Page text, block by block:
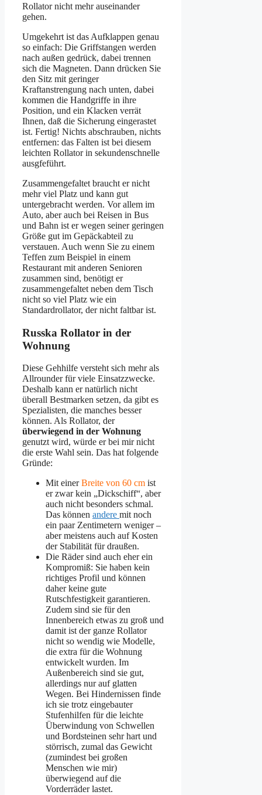
Rollator nicht mehr auseinander
gehen.
Umgekehrt ist das Aufklappen genau
so einfach: Die Griffstangen werden
nach außen gedrück, dabei trennen
sich die Magneten. Dann drücken Sie
den Sitz mit geringer
Kraftanstrengung nach unten, dabei
kommen die Handgriffe in ihre
Position, und ein Klacken verrät
Ihnen, daß die Sicherung eingerastet
ist. Fertig! Nichts abschrauben, nichts
entfernen: das Falten ist bei diesem
leichten Rollator in sekundenschnelle
ausgfeführt.
Zusammengefaltet braucht er nicht
mehr viel Platz und kann gut
untergebracht werden. Vor allem im
Auto, aber auch bei Reisen in Bus
und Bahn ist er wegen seiner geringen
Größe gut im Gepäckabteil zu
verstauen. Auch wenn Sie zu einem
Teffen zum Beispiel in einem
Restaurant mit anderen Senioren
zusammen sind, benötigt er
zusammengefaltet neben dem Tisch
nicht so viel Platz wie ein
Standardrollator, der nicht faltbar ist.
Russka Rollator in der
Wohnung
Diese Gehhilfe versteht sich mehr als
Allrounder für viele Einsatzzwecke.
Deshalb kann er natürlich nicht
überall Bestmarken setzen, da gibt es
Spezialisten, die manches besser
können. Als Rollator, der
überwiegend in der Wohnung
genutzt wird, würde er bei mir nicht
die erste Wahl sein. Das hat folgende
Gründe:
Mit einerBreite von 60 cm ist
er zwar kein „Dickschiff“, aber
auch nicht besonders schmal.
Das können andere mit noch
ein paar Zentimetern weniger –
aber meistens auch auf Kosten
der Stabilität für draußen.
Die Räder sind auch eher ein
Kompromiß: Sie haben kein
richtiges Profil und können
daher keine gute
Rutschfestigkeit garantieren.
Zudem sind sie für den
Innenbereich etwas zu groß und
damit ist der ganze Rollator
nicht so wendig wie Modelle,
die extra für die Wohnung
entwickelt wurden. Im
Außenbereich sind sie gut,
allerdings nur auf glatten
Wegen. Bei Hindernissen finde
ich sie trotz eingebauter
Stufenhilfen für die leichte
Überwindung von Schwellen
und Bordsteinen sehr hart und
störrisch, zumal das Gewicht
(zumindest bei großen
Menschen wie mir)
überwiegend auf die
Vorderräder lastet.